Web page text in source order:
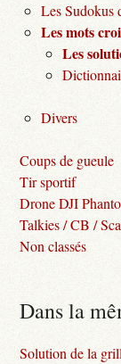
Les Sudokus
Les mots
Les
Divers
Coups de gueule
Tir sportif
Drone DJI
Talkies / CB /
Non classés
Dans la
Solution de la